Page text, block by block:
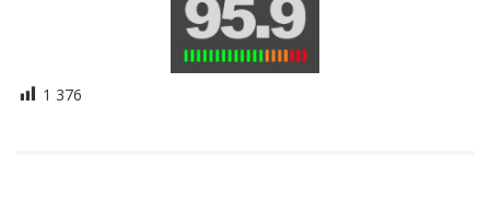
1 376